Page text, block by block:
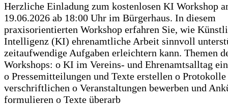
Herzliche Einladung zum kostenlosen KI Workshop
19.06.2026 ab 18:00 Uhr im Bürgerhaus. In diesem
praxisorientierten Workshop erfahren Sie, wie
Intelligenz (KI) ehrenamtliche Arbeit sinnvoll
zeitaufwendige Aufgaben erleichtern kann. Themen
Workshops: o KI im Vereins- und Ehrenamtsalltag
o Pressemitteilungen und Texte erstellen o
verschriftlichen o Veranstaltungen bewerben und
formulieren o Texte überarb